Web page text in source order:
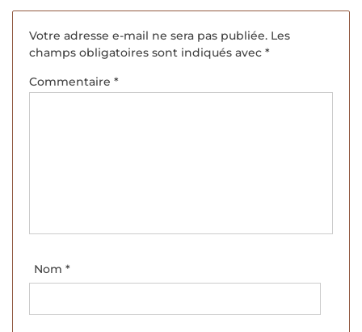
Votre adresse e-mail ne sera pas publiée. Les
champs obligatoires sont indiqués avec *
Commentaire *
Nom *